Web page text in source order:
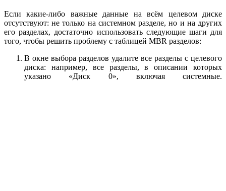
Если какие-либо важные данные на всём целевом диске
отсутствуют: не только на системном разделе, но и на других
его разделах, достаточно использовать следующие шаги для
того, чтобы решить проблему с таблицей MBR разделов:
В окне выбора разделов удалите все разделы с целевого
диска: например, все разделы, в описании которых
указано «Диск 0», включая системные.